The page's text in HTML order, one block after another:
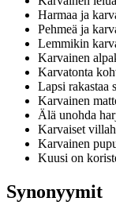
Harmaa ja
Pehmeä ja
Lemmikin
Karvainen
Karvatonta
Lapsi rakastaa
Karvainen
Älä unohda
Karvaiset
Karvainen
Kuusi on
Synonyymit